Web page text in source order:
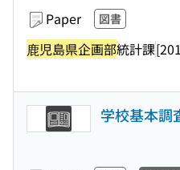
Paper 図書
鹿児島県企画部統計課
学校基本調